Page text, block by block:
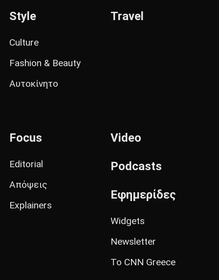
Style
Culture
Fashion & Beauty
Αυτοκίνητο
Travel
Focus
Editorial
Απόψεις
Explainers
Video
Podcasts
Εφημερίδες
Widgets
Newsletter
Το CNN Greece